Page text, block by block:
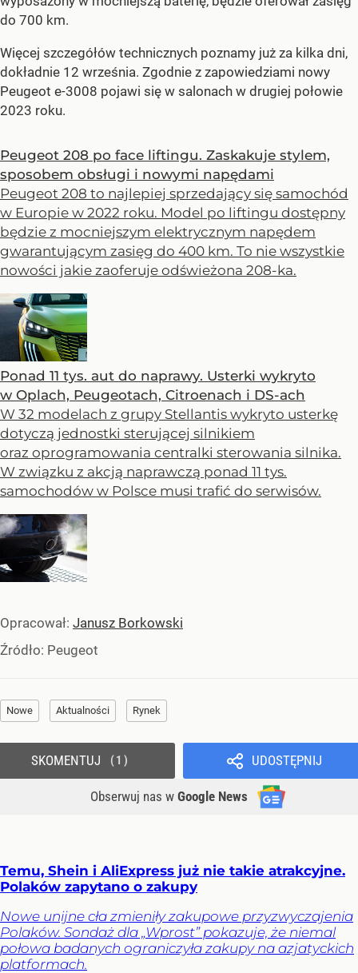
do 700 km.
Więcej szczegółów technicznych poznamy już za kilka dni,
dokładnie 12 września. Zgodnie z zapowiedziami nowy
Peugeot e-3008 pojawi się w salonach w drugiej połowie
2023 roku.
Peugeot 208 po face liftingu. Zaskakuje stylem,
sposobem obsługi i nowymi napędami
Peugeot 208 to najlepiej sprzedający się samochód
w Europie w 2022 roku. Model po liftingu dostępny
będzie z mocniejszym elektrycznym napędem
gwarantującym zasięg do 400 km. To nie wszystkie
nowości jakie zaoferuje odświeżona 208-ka.
Ponad 11 tys. aut do naprawy. Usterki wykryto
w Oplach, Peugeotach, Citroenach i DS-ach
W 32 modelach z grupy Stellantis wykryto usterkę
dotyczą jednostki sterującej silnikiem
oraz oprogramowania centralki sterowania silnika.
W związku z akcją naprawczą ponad 11 tys.
samochodów w Polsce musi trafić do serwisów.
Opracował: Janusz Borkowski
Źródło: Peugeot
Nowe Aktualności Rynek
UDOSTĘPNIJ
Obserwuj nas w Google News
SKOMENTUJ 1
Temu, Shein i AliExpress już nie takie atrakcyjne.
Polaków zapytano o zakupy
Nowe unijne cła zmieniły zakupowe przyzwyczajenia
Polaków. Sondaż dla „Wprost” pokazuje, że niemal
połowa badanych ograniczyła zakupy na azjatyckich
platformach.